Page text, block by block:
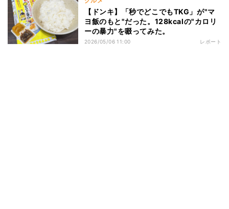
【ドンキ】「秒でどこでもTKG」が"マ
ヨ飯のもと"だった。128kcalの"カロリ
ーの暴力"を啜ってみた。
2026/05/06 11:00 レポート